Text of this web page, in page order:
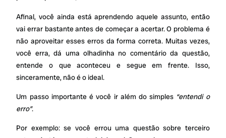
Afinal, você ainda está aprendendo aquele assunto, então
vai errar bastante antes de começar a acertar. O problema é
não aproveitar esses erros da forma correta. Muitas vezes,
você erra, dá uma olhadinha no comentário da questão,
entende o que aconteceu e segue em frente. Isso,
sinceramente, não é o ideal.
Um passo importante é você ir além do simples “entendi o
erro”.
Por exemplo: se você errou uma questão sobre terceiro